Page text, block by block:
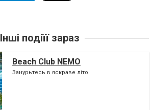
Інші подіїї зараз
Beach Club NEMO
Занурьтесь в яскраве літо